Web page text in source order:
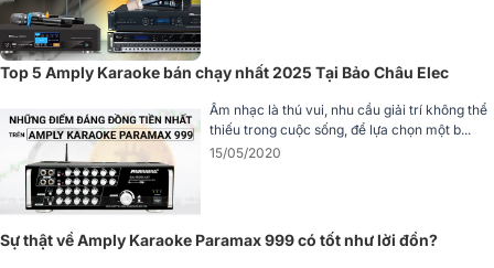
Trải qua rất là nhiều những công đoạn tỉ mỉ kết hợp cùng công nghệ
CNC tiên tiến, Paramax đã tạo nên được sản phẩm Paramax Euro
A700 hoàn thiện từ một hợp kim nhôm thô ráp. Nó được phủ lên một
sắc áo đen bí ẩn trong phiên bản màu Black. Và ngoài ra, Euro A700
còn một phiên bản nữa đó chính là phiên bản Màu Bạc - Silver. Cả
hai đều mang những sức hút rất mãnh liệt khi chúng ta đặt để trong
không gian sống gia đình của mình.
Amply karaokePARAMAX EURO A700 sở hữu kích thước gọn
gàng, dễ dàng bố trí trong nhiều không gian khác nhau, từ phòng
khách hiện đại đến những phòng hát gia đình ấm cúng.
Top 5 Amply Karaoke bán chạy nhất 2025 Tại Bảo Châu Elec
Âm nhạc là thú vui, nhu cầu giải trí không thể
thiếu trong cuộc sống, để lựa chọn một b...
15/05/2020
Sự thật về Amply Karaoke Paramax 999 có tốt như lời đồn?